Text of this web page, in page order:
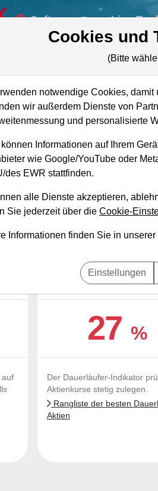
Software Live-
Las
Umsatz
Sands zum Kaufen
auf
27 %
Der Dauerläufer-Indikator
Aktienkurse stetig zulegen.
Rangliste der besten
Aktien
Cookies und
(Bitte
notwendige Cookies,
wir außerdem Dienste von
und personalisierte
Informationen auf Ihrem
wie Google/YouTube oder
des EWR stattfinden.
alle Dienste akzeptieren,
Sie jederzeit über die Cookie-
Informationen finden Sie in unserer
Einstellungen